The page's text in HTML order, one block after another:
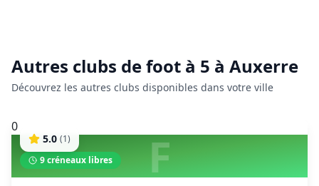
Autres clubs defoot à 5 à Auxerre
Découvrez les autres clubs disponibles dans votre ville
0
F
5.0 (1)
9créneaux libres